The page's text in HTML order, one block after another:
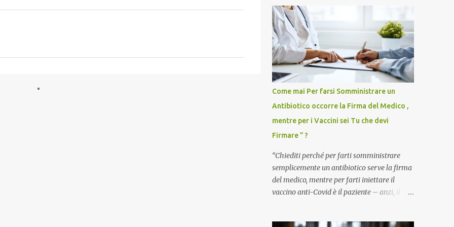
Come mai Per farsi Somministrare un
Antibiotico occorre la Firma del Medico ,
mentre per i Vaccini sei Tu che devi
Firmare ” ?
“Chiediti perché per farti somministrare
semplicemente un antibiotico serve la firma
del medico, mentre per farti iniettare il
vaccino anti-Covid è il paziente – anzi, il